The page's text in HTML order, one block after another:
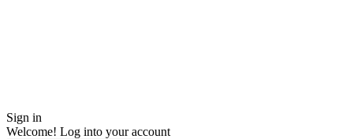
Sign in
Welcome! Log into your account